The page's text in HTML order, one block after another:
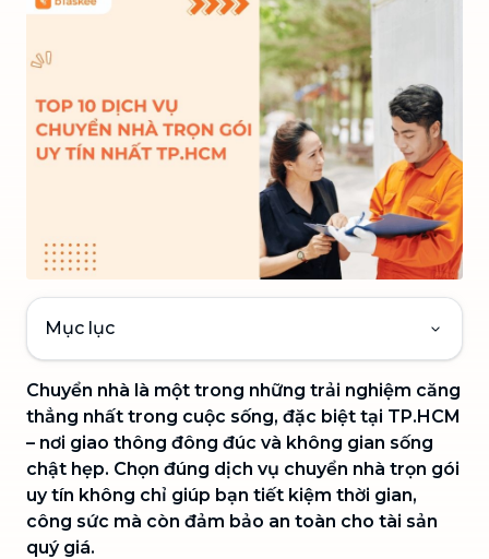
Mục lục
Chuyển nhà là một trong những trải nghiệm căng
thẳng nhất trong cuộc sống, đặc biệt tại TP.HCM
– nơi giao thông đông đúc và không gian sống
chật hẹp. Chọn đúng dịch vụ chuyển nhà trọn gói
uy tín không chỉ giúp bạn tiết kiệm thời gian,
công sức mà còn đảm bảo an toàn cho tài sản
quý giá.